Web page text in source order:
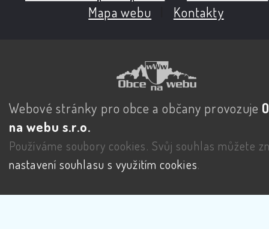
Mapa webu
Kontakty
Webové stránky pro obce a občany provozuje
na webu s.r.o.
Používáme soubory cookies. Svůj souhlas můžete
nastavení souhlasu s využitím cookies.